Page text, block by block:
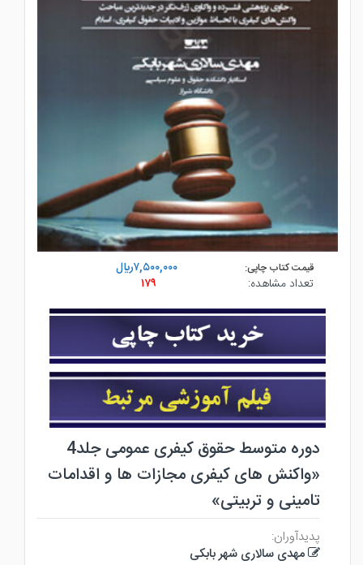
قیمت کتاب چاپی:
۷,۵۰۰,۰۰۰ريال
تعداد مشاهده:
۱۷۹
دوره متوسط حقوق کیفری عمومی جلد4
«واکنش های کیفری مجازات ها و اقدامات
تامینی و تربیتی»
پدیدآوران:
مهدی سالاری شهر بابکی